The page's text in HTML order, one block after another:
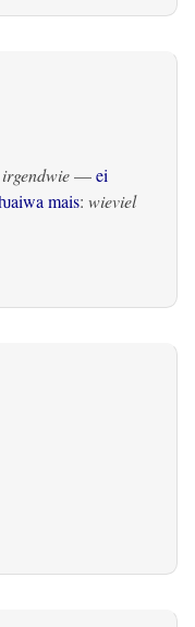
irgendwie—ei
mais: wieviel